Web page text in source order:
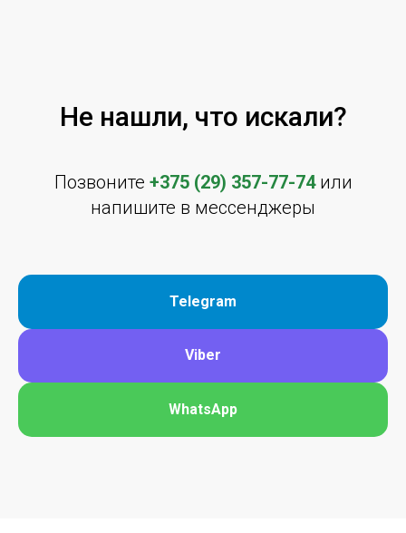
Не нашли, что искали?
Позвоните +375 (29) 357-77-74 или
напишите в мессенджеры
Telegram
Viber
WhatsApp